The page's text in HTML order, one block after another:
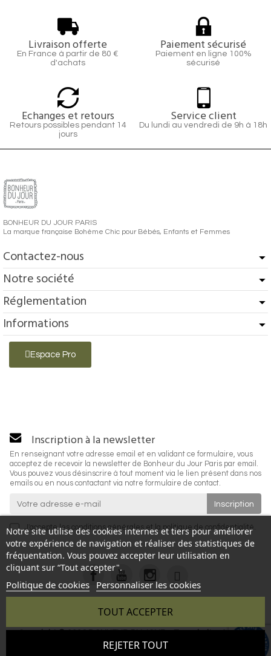
Livraison offerte
En France à partir de 80 €
d'achats
Paiement sécurisé
Paiement en ligne 100%
sécurisé
Echanges et retours
Retours possibles pendant 14
jours
Service client
Du lundi au vendredi de 9h à 18h
BONHEUR DU JOUR PARIS
La marque française Bohème Chic pour Bébés, Enfants et Femmes
Contactez-nous
Notre société
Réglementation
Informations
Espace Pro
Notre site utilise des cookies internes et tiers pour améliorer
votre expérience de navigation et réaliser des statistiques de
fréquentation. Vous pouvez accepter leur utilisation en
cliquant sur “Tout accepter".
Politique de cookies Personnaliser les cookies
REJETER TOUT
TOUT ACCEPTER
Inscription à la newsletter
En renseignant votre adresse email et en validant ce formulaire, vous
acceptez de recevoir la newsletter de Bonheur du Jour Paris par email.
Vous pouvez vous désinscrire à tout moment via le lien présent dans nos
emails ou en nous contactant via notre formulaire de contact.
J'accepte les conditions générales et la politique de confidentialité.
- Reproduction interdite sans autorisation - Site réalisé par :